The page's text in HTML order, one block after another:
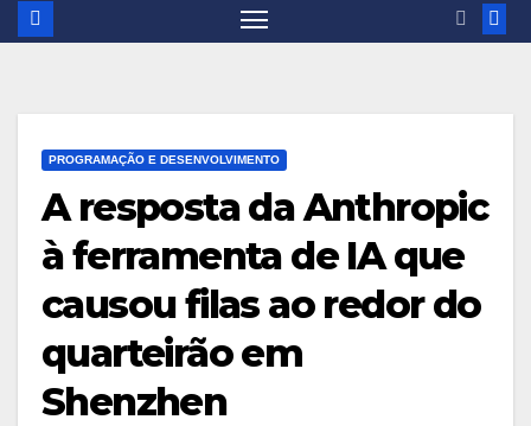
PROGRAMAÇÃO E DESENVOLVIMENTO
A resposta da Anthropic
à ferramenta de IA que
causou filas ao redor do
quarteirão em
Shenzhen